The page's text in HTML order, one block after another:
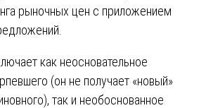
рыночных цен с приложением
как неосновательное
(он не получает «новый»
так и необоснованное